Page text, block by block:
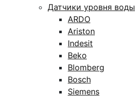
Датчики уровня воды
ARDO
Ariston
Indesit
Beko
Blomberg
Bosch
Siemens